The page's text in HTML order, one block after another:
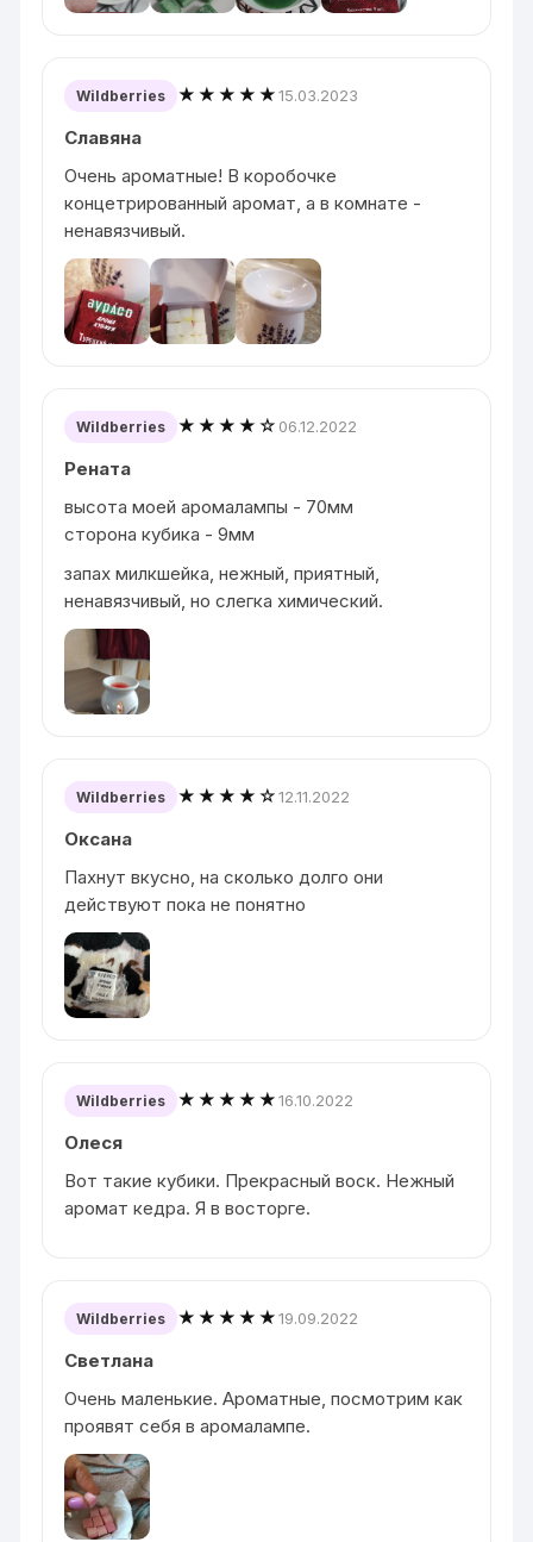
Wildberries ★★★★★15.03.2023
Славяна
Очень ароматные! В коробочке
концетрированный аромат, а в комнате -
ненавязчивый.
Wildberries ★★★★☆ 06.12.2022
Рената
высота моей аромалампы - 70мм
сторона кубика - 9мм
запах милкшейка, нежный, приятный,
ненавязчивый, но слегка химический.
Wildberries ★★★★☆12.11.2022
Оксана
Пахнут вкусно, на сколько долго они
действуют пока не понятно
Wildberries ★★★★★16.10.2022
Олеся
Вот такие кубики. Прекрасный воск. Нежный
аромат кедра. Я в восторге.
Wildberries ★★★★★19.09.2022
Светлана
Очень маленькие. Ароматные, посмотрим как
проявят себя в аромалампе.